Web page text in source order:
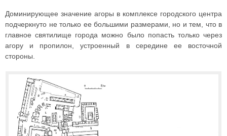
Доминирующее значение агоры в комплексе городского центра
подчеркнуто не только ее большими размерами, но и тем, что в
главное святилище города можно было попасть только через
агору и пропилон, устроенный в середине ее восточной
стороны.